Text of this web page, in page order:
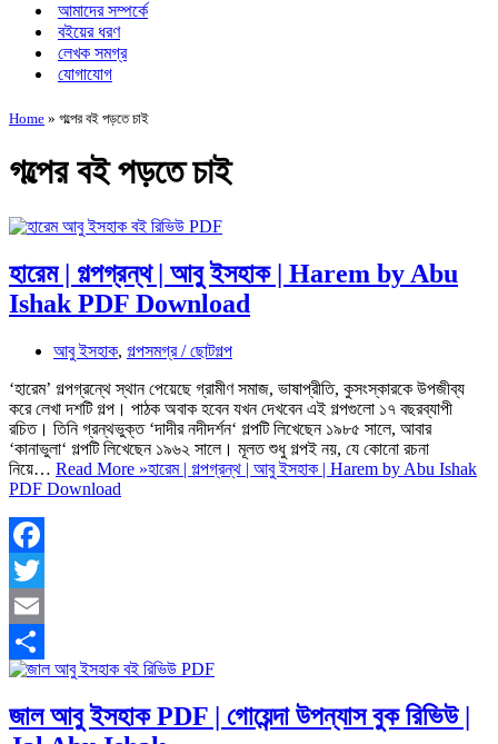
আমাদের সম্পর্কে
বইয়ের ধরণ
লেখক সমগ্র
যোগাযোগ
Home » গল্পের বই পড়তে চাই
গল্পের বই পড়তে চাই
হারেম | গল্পগ্রন্থ | আবু ইসহাক | Harem by Abu
Ishak PDF Download
আবু ইসহাক, গল্পসমগ্র / ছোটগল্প
‘হারেম’ গল্পগ্রন্থে স্থান পেয়েছে গ্রামীণ সমাজ, ভাষাপ্রীতি, কুসংস্কারকে উপজীব্য
করে লেখা দশটি গল্প। পাঠক অবাক হবেন যখন দেখবেন এই গল্পগুলো ১৭ বছরব্যাপী
রচিত। তিনি গ্রন্থভুক্ত ‘দাদীর নদীদর্শন‘ গল্পটি লিখেছেন ১৯৮৫ সালে, আবার
‘কানাভুলা‘ গল্পটি লিখেছেন ১৯৬২ সালে। মূলত শুধু গল্পই নয়, যে কোনো রচনা
নিয়ে… Read More »হারেম | গল্পগ্রন্থ | আবু ইসহাক | Harem by Abu Ishak
PDF Download
Facebook
Twitter
Email
Share
জাল আবু ইসহাক PDF | গোয়েন্দা উপন্যাস বুক রিভিউ |